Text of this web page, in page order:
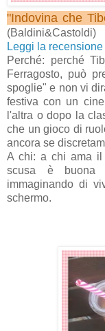
"Indovina che
(Baldini&Castoldi)
Leggi la recensione
Perché: perché
Ferragosto, può
spoglie" e non vi
festiva con un
l'altra o dopo la
che un gioco di
ancora se
A chi: a chi ama
scusa è buona
immaginando di
schermo.